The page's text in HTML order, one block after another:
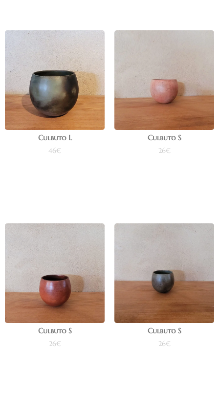
Culbuto L
46€
Culbuto S
26€
Culbuto S
26€
Culbuto S
26€